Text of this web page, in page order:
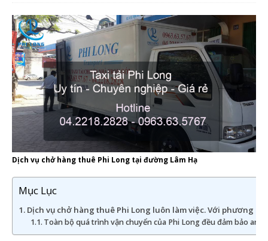
Dịch vụ chở hàng thuê Phi Long tại đường Lâm Hạ
Mục Lục
Dịch vụ chở hàng thuê Phi Long luôn làm việc. Với phương
Toàn bộ quá trình vận chuyển của Phi Long đều đảm bảo an